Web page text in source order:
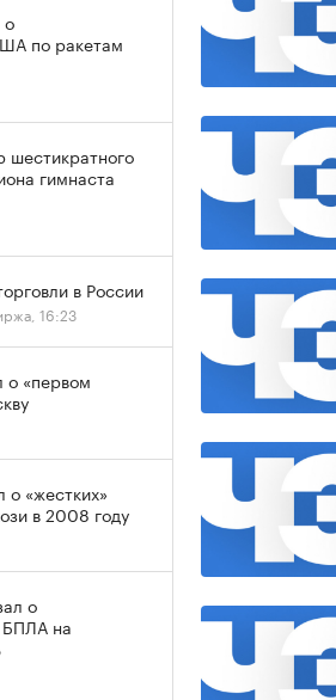
о
по ракетам
шестикратного
гимнаста
в России
16:23
о «первом
о «жестких»
в 2008 году
о
БПЛА на